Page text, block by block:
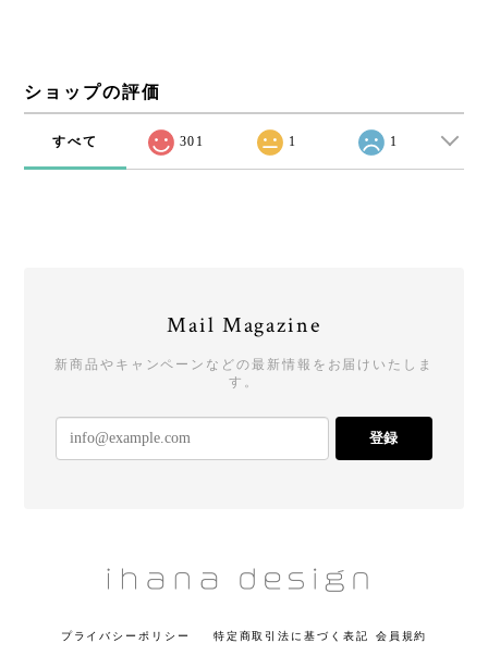
ショップの評価
すべて 301 1 1
Mail Magazine
新商品やキャンペーンなどの最新情報をお届けいたしま
す。
登録
プライバシーポリシー 特定商取引法に基づく表記 会員規約